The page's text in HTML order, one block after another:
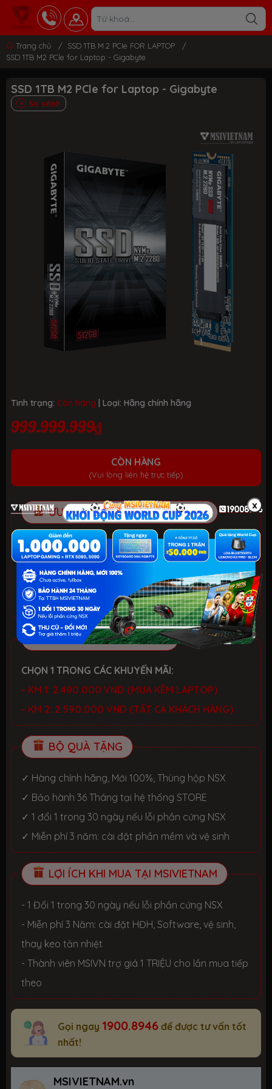
Trang chủ / SSD 1TB M.2 PCIe FOR LAPTOP
/
SSD 1TB M2 PCle for Laptop - Gigabyte
SSD 1TB M2 PCle for Laptop - Gigabyte
So sánh
Tình trạng: Còn hàng | Loại: Hãng chính hãng
999.999.999₫
CÒN HÀNG
(Vui lòng liên hệ trực tiếp)
ƯU ĐÃI TỐT NHẤT TRONG NĂM
HELLO SUMMER 2026.Xem chi tiết
- Laptop văn phòng. Giảm đến 700K
- Laptop Gaming RTX 5080: Giảm đến 2 TRIỆU +
KEYBOARD 3in1 RGB
CHƯƠNG TRÌNH ƯU ĐÃI
CHỌN 1 TRONG CÁC KHUYẾN MÃI:
- KM 1: 2.490.000 VND (MUA KÈM LAPTOP)
- KM 2: 2.590.000 VND (TẤT CẢ KHÁCH HÀNG)
BỘ QUÀ TẶNG
✓ Hàng chính hãng, Mới 100%, Thùng hộp NSX
✓ Bảo hành 36 Tháng tại hệ thống STORE
✓ 1 đổi 1 trong 30 ngày nếu lỗi phần cứng NSX
✓ Miễn phí 3 năm: cài đặt phần mềm và vệ sinh
LỢI ÍCH KHI MUA TẠI MSIVIETNAM
- 1 Đổi 1 trong 30 ngày nếu lỗi phần cứng NSX
- Miễn phí 3 Năm: cài đặt HĐH, Software, vệ sinh,
thay keo tản nhiệt
- Thành viên MSIVN trợ giá 1 TRIỆU cho lần mua tiếp
theo
Gọi ngay 1900.8946 để được tư vấn tốt
nhất!
MSIVIETNAM.vn
x